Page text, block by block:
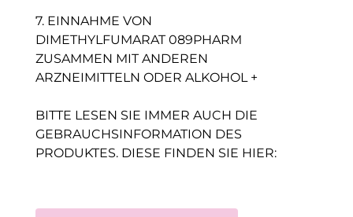
7. EINNAHME VON
DIMETHYLFUMARAT 089PHARM
ZUSAMMEN MIT ANDEREN
ARZNEIMITTELN ODER ALKOHOL +
BITTE LESEN SIE IMMER AUCH DIE
GEBRAUCHSINFORMATION DES
PRODUKTES. DIESE FINDEN SIE HIER: